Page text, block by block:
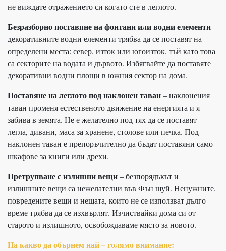
не виждате отражението си когато сте в леглото.
Безразборно поставяне на фонтани или водни елементи–
декоративните водни елементи трябва да се поставят на
определени места: север, изток или югоизток, тъй като това
са секторите на водата и дървото. Избягвайте да поставяте
декоративни водни площи в южния сектор на дома.
Поставяне на леглото под наклонен таван– наклонения
таван променя естественото движение на енергията и я
забива в земята. Не е желателно под тях да се поставят
легла, дивани, маса за хранене, столове или печка. Под
наклонен таван е препоръчително да бъдат поставяни само
шкафове за книги или дрехи.
Претрупване с излишни вещи– безпорядъкът и
излишните вещи са нежелателни във Фън шуй. Ненужните,
повредените вещи и нещата, които не се използват дълго
време трябва да се изхвърлят. Изчиствайки дома си от
старото и излишното, освобождаваме място за новото.
На какво да обърнем най – голямо внимание: